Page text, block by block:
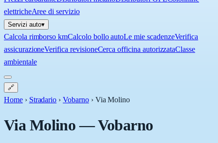
elettricheAree di servizio
Servizi auto▾
Calcola rimborso kmCalcolo bollo autoLe mie scadenzeVerifica
assicurazioneVerifica revisioneCerca officina autorizzataClasse
ambientale
🔗
Home › Stradario › Vobarno › Via Molino
Via Molino—Vobarno